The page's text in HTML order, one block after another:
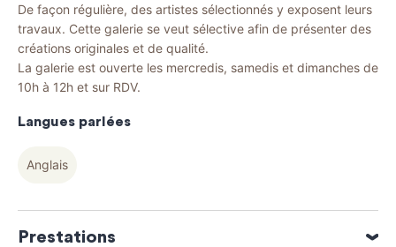
De façon régulière, des artistes sélectionnés y exposent leurs
travaux. Cette galerie se veut sélective afin de présenter des
créations originales et de qualité.
La galerie est ouverte les mercredis, samedis et dimanches de
10h à 12h et sur RDV.
Langues parlées
Anglais
Prestations